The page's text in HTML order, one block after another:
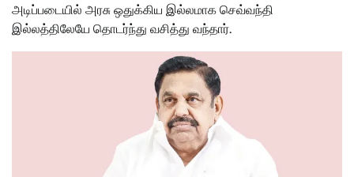
அடிப்படையில் அரசு ஒதுக்கிய இல்லமாக செவ்வந்தி
இல்லத்திலேயே தொடர்ந்து வசித்து வந்தார்.